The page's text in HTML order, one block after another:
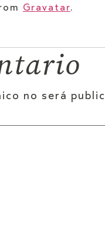
Gravatar.
no será